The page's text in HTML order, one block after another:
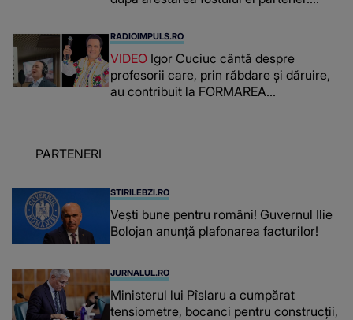
românca ucisă în Italia și ascunsă în
lada unui pat: " Îmi pare rău că nu am
reușit să fac mai mult pentru ea și..."
RADIOIMPULS.RO
VIDEO Igor Cuciuc cântă despre
profesorii care, prin răbdare și dăruire,
au contribuit la FORMAREA
chiar și după trecerea anilor: "De
PARTENERI
STIRILEBZI.RO
Vești bune pentru români! Guvernul Ilie
Bolojan anunță plafonarea facturilor!
JURNALUL.RO
Ministerul lui Pîslaru a cumpărat
tensiometre, bocanci pentru construcții,